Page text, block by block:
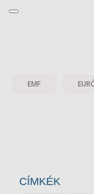
EMF
CÍMKÉK